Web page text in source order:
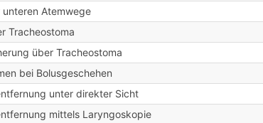
Atemwege
Tracheostoma
über Tracheostoma
bei Bolusgeschehen
unter direkter Sicht
mittels Laryngoskopie